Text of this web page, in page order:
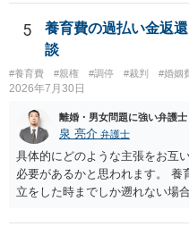
相手に弁護士がついているとい
かは別として一度ご自身も個別
しょう。
5
養育費の過払い金返
談
#養育費 #親権 #調停 #裁判 #婚姻
2026年7月30日
離婚・男女問題に強い弁護士
泉 亮介 弁護士
具体的にどのような主張をお互
必要があるかと思われます。 養
立をした時までしか遡れない場
養育費に関するやりとり等があ